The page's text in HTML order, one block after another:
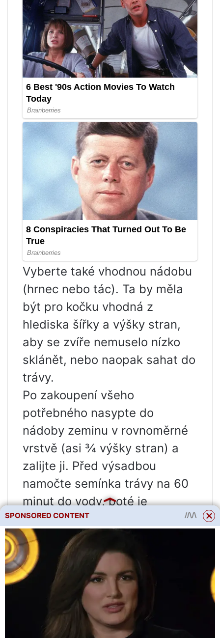
Vyberte také vhodnou nádobu
(hrnec nebo tác). Ta by měla
být pro kočku vhodná z
hlediska šířky a výšky stran,
aby se zvíře nemuselo nízko
sklánět, nebo naopak sahat do
trávy.
Po zakoupení všeho
potřebného nasypte do
nádoby zeminu v rovnoměrné
vrstvě (asi ¾ výšky stran) a
zalijte ji. Před výsadbou
namočte semínka trávy na 60
minut do vody, poté je
rovnoměrně rozsypte do
květináče, přikryjte malou
rovnoměrnou vrstvou stejné
zeminy a znovu zalijte.
Aby semena rychleji vyklíčila,
vytvořte pro ně skleníkový
efekt: za tímto účelem zakryjte
SPONSORED CONTENT